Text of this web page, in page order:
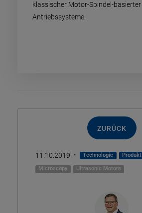
klassischer Motor-Spindel-basierter
Antriebssysteme.
ZURÜCK
11.10.2019 · Technologie Produkt
Microscopy Ultrasonic Motors